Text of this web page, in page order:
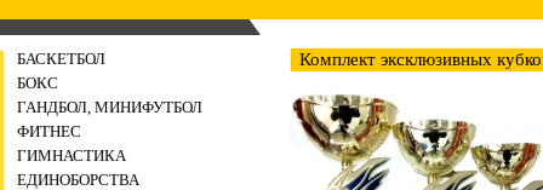
БАСКЕТБОЛ
БОКС
ГАНДБОЛ, МИНИФУТБОЛ
ФИТНЕС
ГИМНАСТИКА
ЕДИНОБОРСТВА
Комплект эксклюзивных